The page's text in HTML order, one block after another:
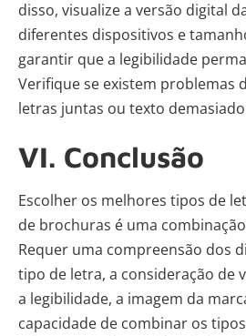
disso, visualize a versão digital
diferentes dispositivos e
garantir que a legibilidade
Verifique se existem problemas
letras juntas ou texto
VI. Conclusão
Escolher os melhores tipos de
de brochuras é uma
Requer uma compreensão dos
tipo de letra, a consideração de
a legibilidade, a imagem da
capacidade de combinar os